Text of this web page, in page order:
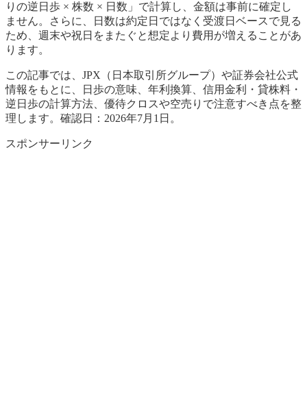
りの逆日歩 × 株数 × 日数」で計算し、金額は事前に確定し
ません。さらに、日数は約定日ではなく受渡日ベースで見る
ため、週末や祝日をまたぐと想定より費用が増えることがあ
ります。
この記事では、JPX（日本取引所グループ）や証券会社公式
情報をもとに、日歩の意味、年利換算、信用金利・貸株料・
逆日歩の計算方法、優待クロスや空売りで注意すべき点を整
理します。確認日：2026年7月1日。
スポンサーリンク